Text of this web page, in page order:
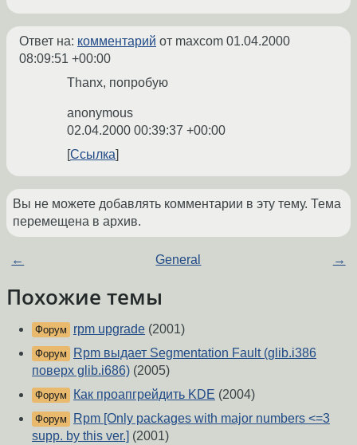
Ответ на: комментарий от maxcom 01.04.2000
08:09:51 +00:00
Thanx, попробую
anonymous
02.04.2000 00:39:37 +00:00
Ссылка
Вы не можете добавлять комментарии в эту тему. Тема
перемещена в архив.
← General →
Похожие темы
Форум rpm upgrade (2001)
Форум
Rpm выдает Segmentation Fault (glib.i386
поверх glib.i686) (2005)
Форум Как проапгрейдить KDE (2004)
Форум
Rpm [Only packages with major numbers <=3
supp. by this ver.] (2001)